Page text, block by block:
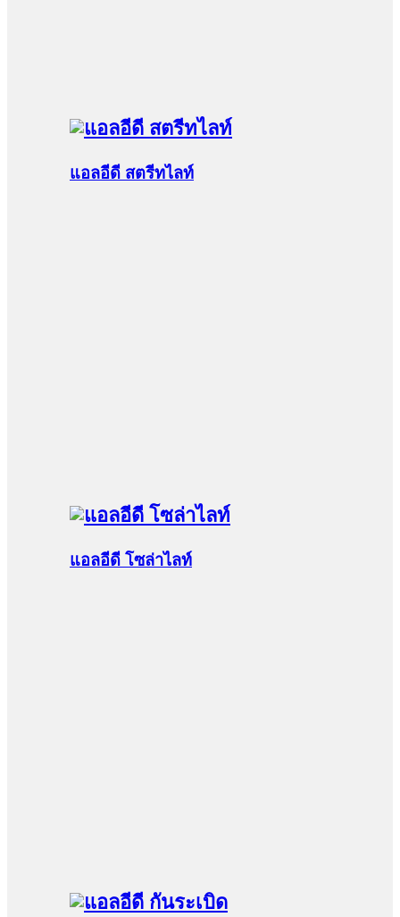
แอลอีดี สตรีทไลท์
แอลอีดี โซล่าไลท์